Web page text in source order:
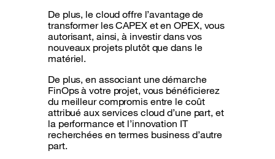
De plus, le cloud offre l’avantage de
transformer les CAPEX et en OPEX, vous
autorisant, ainsi, à investir dans vos
nouveaux projets plutôt que dans le
matériel.
De plus, en associant une démarche
FinOps à votre projet, vous bénéficierez
du meilleur compromis entre le coût
attribué aux services cloud d’une part, et
la performance et l’innovation IT
recherchées en termes business d’autre
part.